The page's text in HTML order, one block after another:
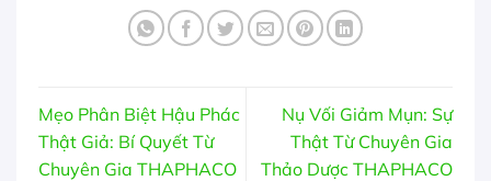
Mẹo Phân Biệt Hậu Phác
Thật Giả: Bí Quyết Từ
Chuyên Gia THAPHACO
Nụ Vối Giảm Mụn: Sự
Thật Từ Chuyên Gia
Thảo Dược THAPHACO